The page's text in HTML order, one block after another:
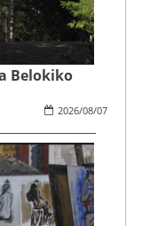
Belokiko
2026/08/07